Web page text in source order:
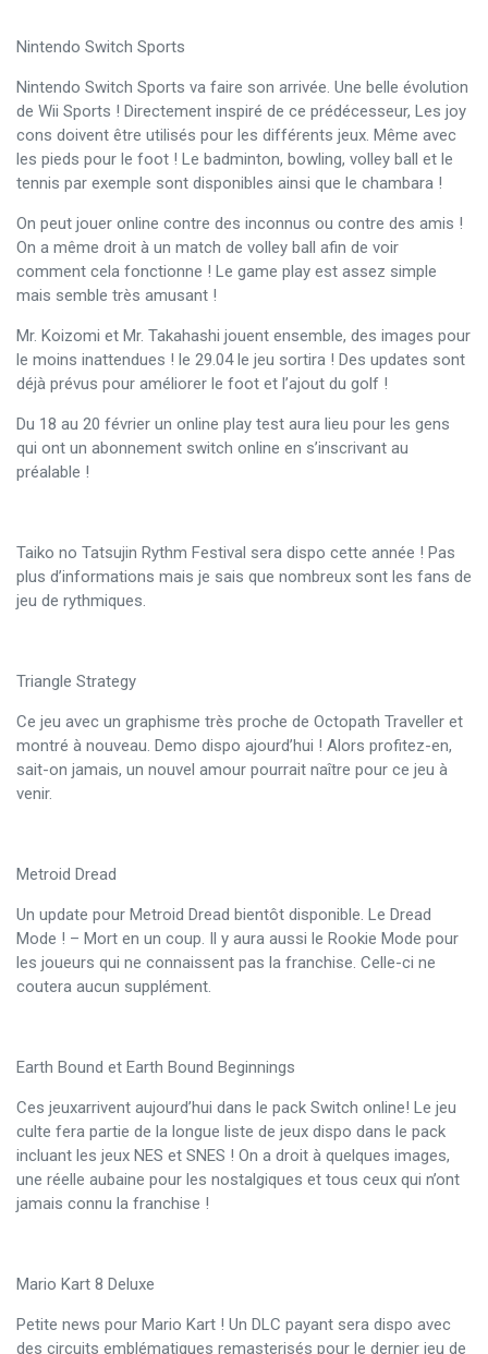
Nintendo Switch Sports
Nintendo Switch Sports va faire son arrivée. Une belle évolution
de Wii Sports ! Directement inspiré de ce prédécesseur, Les joy
cons doivent être utilisés pour les différents jeux. Même avec
les pieds pour le foot ! Le badminton, bowling, volley ball et le
tennis par exemple sont disponibles ainsi que le chambara !
On peut jouer online contre des inconnus ou contre des amis !
On a même droit à un match de volley ball afin de voir
comment cela fonctionne ! Le game play est assez simple
mais semble très amusant !
Mr. Koizomi et Mr. Takahashi jouent ensemble, des images pour
le moins inattendues ! le 29.04 le jeu sortira ! Des updates sont
déjà prévus pour améliorer le foot et l’ajout du golf !
Du 18 au 20 février un online play test aura lieu pour les gens
qui ont un abonnement switch online en s’inscrivant au
préalable !
Taiko no Tatsujin Rythm Festival sera dispo cette année ! Pas
plus d’informations mais je sais que nombreux sont les fans de
jeu de rythmiques.
Triangle Strategy
Ce jeu avec un graphisme très proche de Octopath Traveller et
montré à nouveau. Demo dispo ajourd’hui ! Alors profitez-en,
sait-on jamais, un nouvel amour pourrait naître pour ce jeu à
venir.
Metroid Dread
Un update pour Metroid Dread bientôt disponible. Le Dread
Mode ! – Mort en un coup. Il y aura aussi le Rookie Mode pour
les joueurs qui ne connaissent pas la franchise. Celle-ci ne
coutera aucun supplément.
Earth Bound et Earth Bound Beginnings
Ces jeuxarrivent aujourd’hui dans le pack Switch online! Le jeu
culte fera partie de la longue liste de jeux dispo dans le pack
incluant les jeux NES et SNES ! On a droit à quelques images,
une réelle aubaine pour les nostalgiques et tous ceux qui n’ont
jamais connu la franchise !
Mario Kart 8 Deluxe
Petite news pour Mario Kart ! Un DLC payant sera dispo avec
des circuits emblématiques remasterisés pour le dernier jeu de